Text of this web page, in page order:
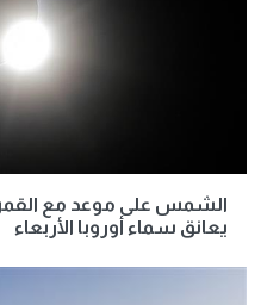
الشمس على موعد مع
يعانق سماء أوروبا الأربعاء